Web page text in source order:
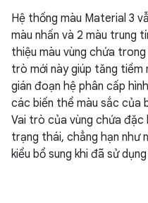
Hệ thống màu Material 3
màu nhấn và 2 màu trung
thiệu màu vùng chứa
trò mới này giúp tăng tiềm
gián đoạn hệ phân cấp
các biến thể màu sắc của
Vai trò của vùng chứa
trạng thái, chẳng hạn
kiểu bổ sung khi đã sử